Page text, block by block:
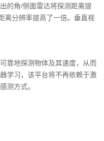
的角/侧面雷达将探测距离提
离分辨率提高了一倍。垂直视
靠地探测物体及其速度，从而
学习，该平台将不再依赖于激
测方式。